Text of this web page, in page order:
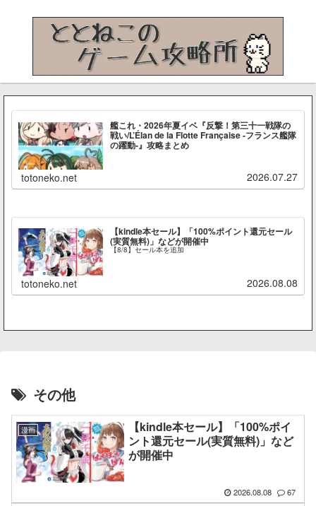
艦これ・2026年夏イベ『反撃！第三十一戦隊の
戦い/L’Élan de la Flotte Française -フランス艦隊
の躍動-』攻略まとめ
totoneko.net 2026.07.27
【kindle本セール】「100%ポイント還元セール
(実質無料)」などが開催中
【8/8】セール本を追加
totoneko.net 2026.08.08
その他
漫画
【kindle本セール】「100%ポイ
ント還元セール(実質無料)」など
が開催中
2026.08.08 67